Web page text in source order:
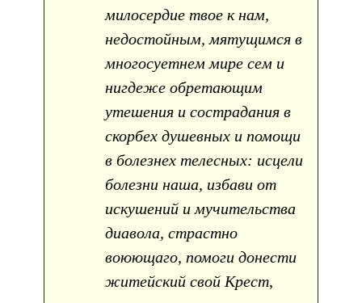
милосердие твое к нам,
недостойным, мятущимся в
многосуетнем мире сем и
нигдеже обретающим
утешения и сострадания в
скорбех душевных и помощи
в болезнех телесных: исцели
болезни наша, избави от
искушений и мучительства
диавола, страстно
воюющаго, помоги донести
житейский свой Крест,